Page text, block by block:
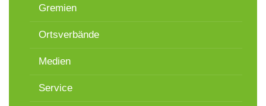
Gremien
Ortsverbände
Medien
Service